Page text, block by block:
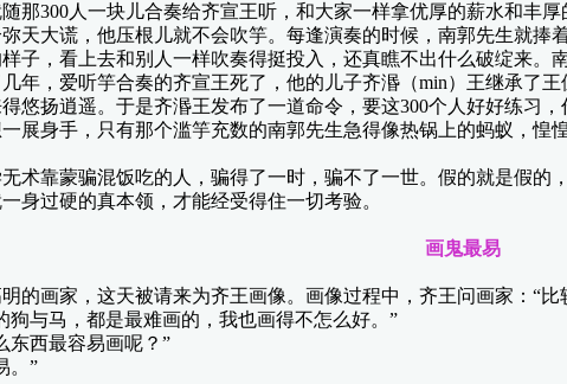
300人一块儿合奏给齐宣王听，和大家一样拿优厚的薪水和丰厚
大谎，他压根儿就不会吹竽。每逢演奏的时候，南郭先生就捧
子，看上去和别人一样吹奏得挺投入，还真瞧不出什么破绽来。
，爱听竽合奏的齐宣王死了，他的儿子齐湣（min）王继承了王
悠扬逍遥。于是齐湣王发布了一道命令，要这300个人好好练习
展身手，只有那个滥竽充数的南郭先生急得像热锅上的蚂蚁，
靠蒙骗混饭吃的人，骗得了一时，骗不了一世。假的就是假的
身过硬的真本领，才能经受得住一切考验。
画鬼最易
画家，这天被请来为齐王画像。画像过程中，齐王问画家：“比
与马，都是最难画的，我也画得不怎么好。”
西最容易画呢？”
。”